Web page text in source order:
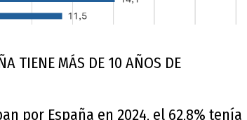
TIENE MÁS DE 10 AÑOS DE
por España en 2024, el 62,8% tenía